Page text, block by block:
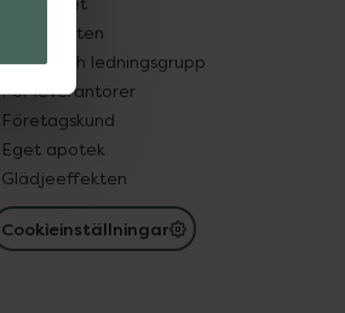
Samarbeten
Ägare och ledningsgrupp
För leverantörer
Företagskund
Eget apotek
Glädjeeffekten
Cookieinställningar